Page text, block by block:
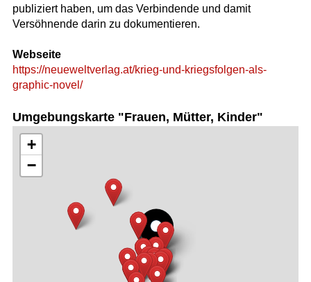
publiziert haben, um das Verbindende und damit
Versöhnende darin zu dokumentieren.
Webseite
https://neueweltverlag.at/krieg-und-kriegsfolgen-als-
graphic-novel/
Umgebungskarte "Frauen, Mütter, Kinder"
+
−